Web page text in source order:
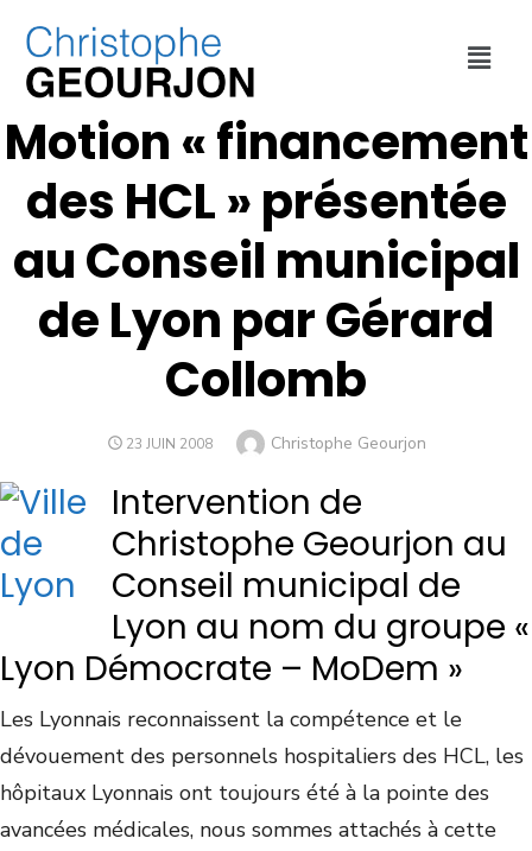
FINANCES, SOCIAL ET SANTÉ
Motion « financement
des HCL » présentée
au Conseil municipal
de Lyon par Gérard
Collomb
23 JUIN 2008 Christophe Geourjon
Intervention de
Christophe Geourjon au
Conseil municipal de
Lyon au nom du groupe «
Lyon Démocrate – MoDem »
Les Lyonnais reconnaissent la compétence et le
dévouement des personnels hospitaliers des HCL, les
hôpitaux Lyonnais ont toujours été à la pointe des
avancées médicales, nous sommes attachés à cette